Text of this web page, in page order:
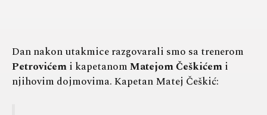
Dan nakon utakmice razgovarali smo sa trenerom
Petrovićemi kapetanomMatejom Češkićemi
njihovim dojmovima. Kapetan Matej Češkić: